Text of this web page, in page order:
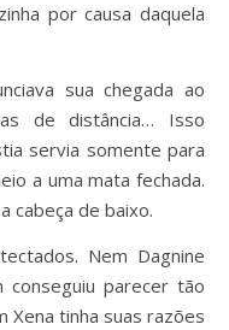
por causa daquela
sua chegada ao
de distância… Isso
servia somente para
a uma mata fechada.
cabeça de baixo.
Nem Dagnine
parecer tão
Xena tinha suas razões